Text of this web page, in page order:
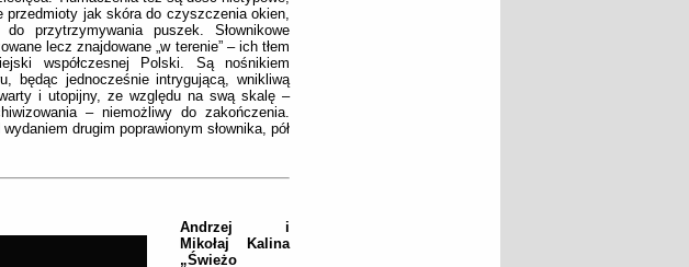
jak skóra do czyszczenia okien,
przytrzymywania puszek. Słownikowe
lecz znajdowane „w terenie” – ich tłem
współczesnej Polski. Są nośnikiem
będąc jednocześnie intrygującą, wnikliwą
i utopijny, ze względu na swą skalę –
– niemożliwy do zakończenia.
drugim poprawionym słownika, pół
Andrzej i
Mikołaj Kalina
„Świeżo